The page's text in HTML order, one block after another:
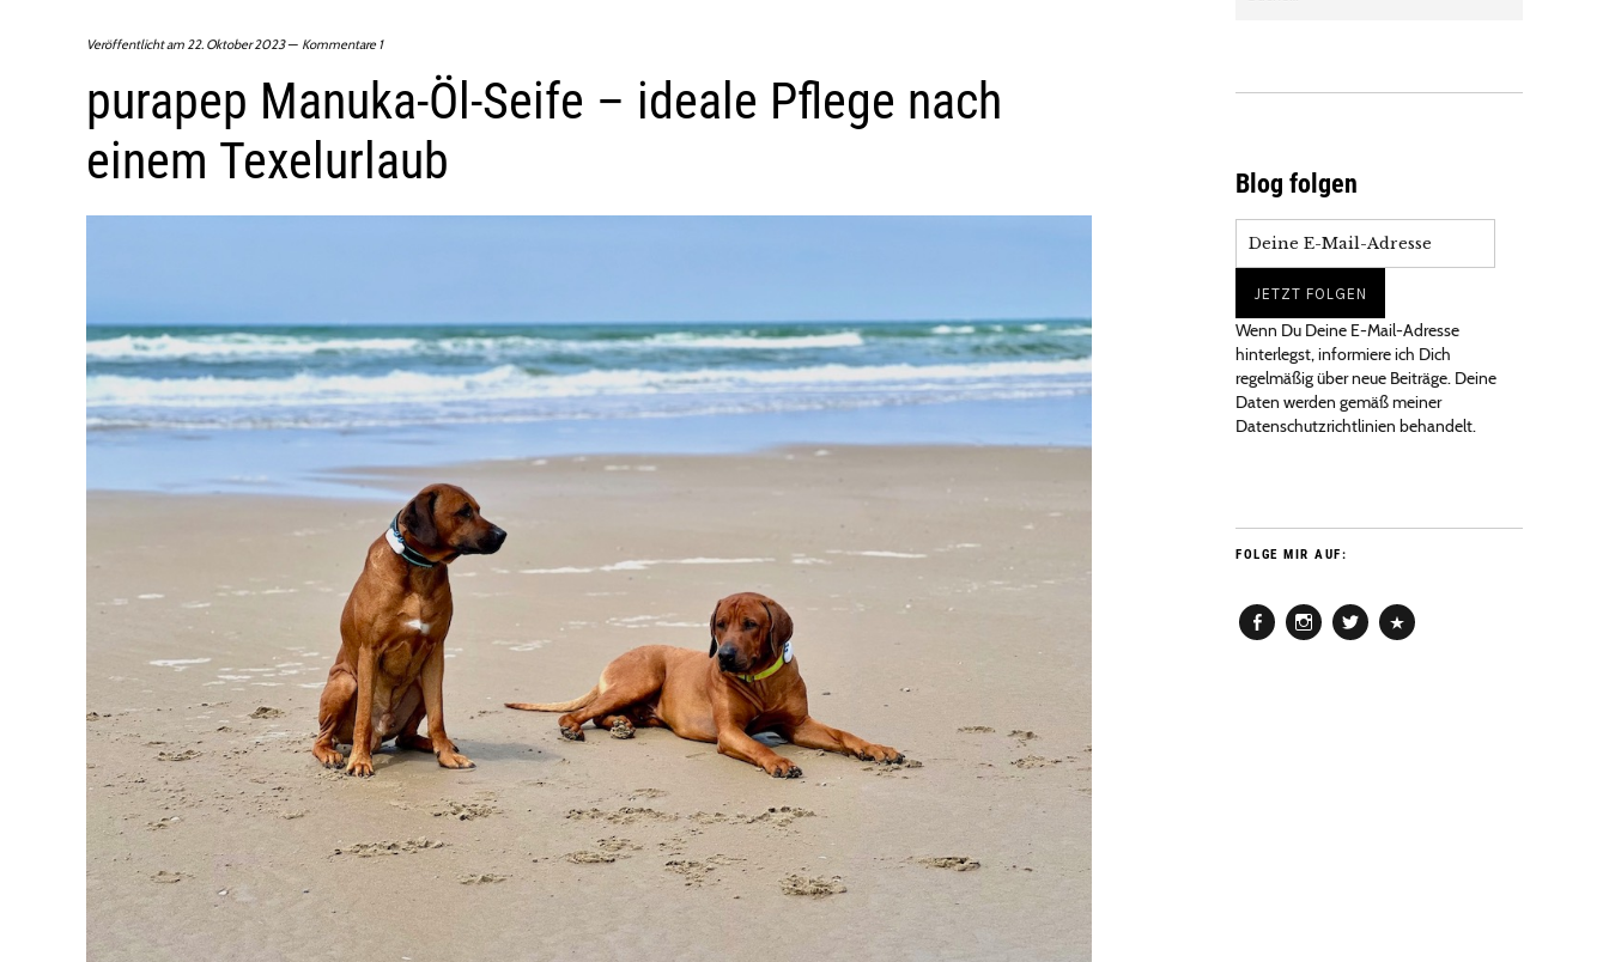
Veröffentlicht am 22. Oktober 2023 Kommentare 1
purapep Manuka-Öl-Seife – ideale Pflege nach
einem Texelurlaub
Blog folgen
Wenn Du Deine E-Mail-Adresse
hinterlegst, informiere ich Dich
regelmäßig über neue Beiträge. Deine
Daten werden gemäß meiner
Datenschutzrichtlinien behandelt.
FOLGE MIR AUF: